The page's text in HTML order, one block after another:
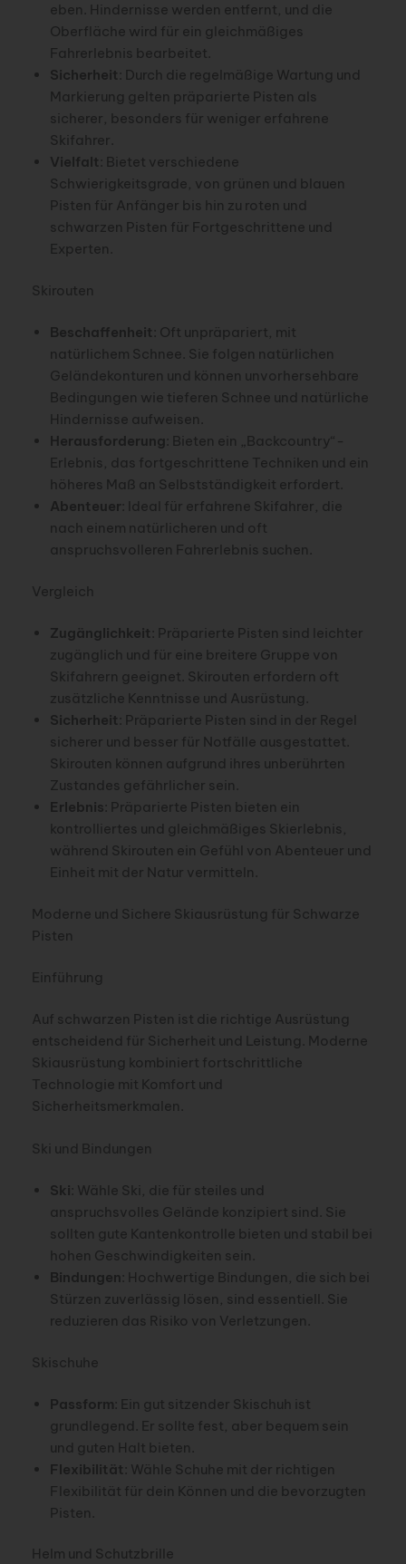
eben. Hindernisse werden entfernt, und die
Oberfläche wird für ein gleichmäßiges
Fahrerlebnis bearbeitet.
Sicherheit : Durch die regelmäßige Wartung und
Markierung gelten präparierte Pisten als
sicherer, besonders für weniger erfahrene
Skifahrer.
Vielfalt : Bietet verschiedene
Schwierigkeitsgrade, von grünen und blauen
Pisten für Anfänger bis hin zu roten und
schwarzen Pisten für Fortgeschrittene und
Experten.
Skirouten
Beschaffenheit : Oft unpräpariert, mit
natürlichem Schnee. Sie folgen natürlichen
Geländekonturen und können unvorhersehbare
Bedingungen wie tieferen Schnee und natürliche
Hindernisse aufweisen.
Herausforderung : Bieten ein „Backcountry“-
Erlebnis, das fortgeschrittene Techniken und ein
höheres Maß an Selbstständigkeit erfordert.
Abenteuer : Ideal für erfahrene Skifahrer, die
nach einem natürlicheren und oft
anspruchsvolleren Fahrerlebnis suchen.
Vergleich
Zugänglichkeit : Präparierte Pisten sind leichter
zugänglich und für eine breitere Gruppe von
Skifahrern geeignet. Skirouten erfordern oft
zusätzliche Kenntnisse und Ausrüstung.
Sicherheit : Präparierte Pisten sind in der Regel
sicherer und besser für Notfälle ausgestattet.
Skirouten können aufgrund ihres unberührten
Zustandes gefährlicher sein.
Erlebnis : Präparierte Pisten bieten ein
kontrolliertes und gleichmäßiges Skierlebnis,
während Skirouten ein Gefühl von Abenteuer und
Einheit mit der Natur vermitteln.
Moderne und Sichere Skiausrüstung für Schwarze
Pisten
Einführung
Auf schwarzen Pisten ist die richtige Ausrüstung
entscheidend für Sicherheit und Leistung. Moderne
Skiausrüstung kombiniert fortschrittliche
Technologie mit Komfort und
Sicherheitsmerkmalen.
Ski und Bindungen
Ski : Wähle Ski, die für steiles und
anspruchsvolles Gelände konzipiert sind. Sie
sollten gute Kantenkontrolle bieten und stabil bei
hohen Geschwindigkeiten sein.
Bindungen : Hochwertige Bindungen, die sich bei
Stürzen zuverlässig lösen, sind essentiell. Sie
reduzieren das Risiko von Verletzungen.
Skischuhe
Passform : Ein gut sitzender Skischuh ist
grundlegend. Er sollte fest, aber bequem sein
und guten Halt bieten.
Flexibilität : Wähle Schuhe mit der richtigen
Flexibilität für dein Können und die bevorzugten
Pisten.
Helm und Schutzbrille